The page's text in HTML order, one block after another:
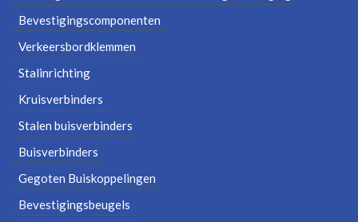
Bevestigingscomponenten
Verkeersbordklemmen
Stalinrichting
Kruisverbinders
Stalen buisverbinders
Buisverbinders
Gegoten Buiskoppelingen
Bevestigingsbeugels